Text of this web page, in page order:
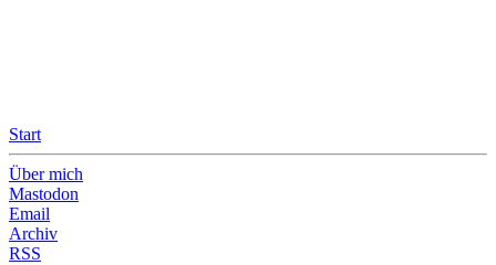
Start
Über mich
Mastodon
Email
Archiv
RSS